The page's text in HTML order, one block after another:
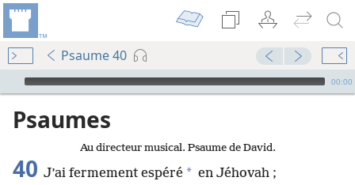
Psaume 40
Audio Player
00:00
Psaumes
Au directeur musical. Psaume de David.
40 J’ai fermement espéré * en Jéhovah ;